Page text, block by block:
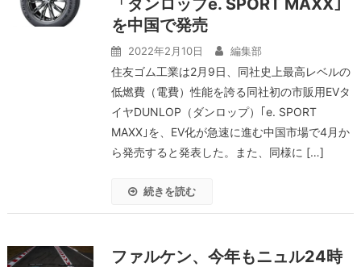
「ダンロップe. SPORT MAXX｣
を中国で発売
2022年2月10日 編集部
住友ゴム工業は2月9日、同社史上最高レベルの
低燃費（電費）性能を誇る同社初の市販用EVタ
イヤDUNLOP（ダンロップ）｢e. SPORT
MAXX｣を、EV化が急速に進む中国市場で4月か
ら発売すると発表した。また、同様に […]
続きを読む
ファルケン、今年もニュル24時